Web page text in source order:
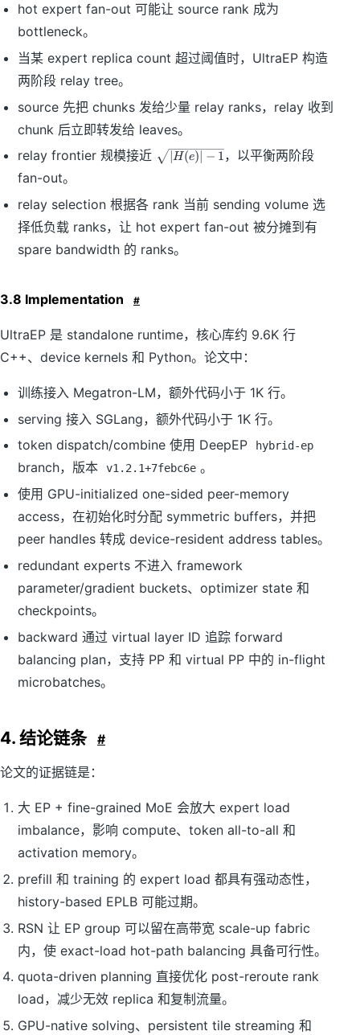
hot expert fan-out 可能让 source rank 成为
bottleneck。
当某 expert replica count 超过阈值时，UltraEP 构造
两阶段 relay tree。
source 先把 chunks 发给少量 relay ranks，relay 收到
chunk 后立即转发给 leaves。
relay frontier 规模接近
s
{|
H
(
e
H(e) − 1，以平衡两阶段
fan-out。
relay selection 根据各 rank 当前 sending volume 选
择低负载 ranks，让 hot expert fan-out 被分摊到有
spare bandwidth 的 ranks。
3.8 Implementation #
UltraEP 是 standalone runtime，核心库约 9.6K 行
C++、device kernels 和 Python。论文中：
训练接入 Megatron-LM，额外代码小于 1K 行。
serving 接入 SGLang，额外代码小于 1K 行。
token dispatch/combine 使用 DeepEP
hybrid-ep
branch，版本 v1.2.1+7febc6e 。
使用 GPU-initialized one-sided peer-memory
access，在初始化时分配 symmetric buffers，并把
peer handles 转成 device-resident address tables。
redundant experts 不进入 framework
parameter/gradient buckets、optimizer state 和
checkpoints。
backward 通过 virtual layer ID 追踪 forward
balancing plan，支持 PP 和 virtual PP 中的 in-flight
microbatches。
4. 结论链条 #
论文的证据链是：
大 EP + fine-grained MoE 会放大 expert load
imbalance，影响 compute、token all-to-all 和
activation memory。
prefill 和 training 的 expert load 都具有强动态性，
history-based EPLB 可能过期。
RSN 让 EP group 可以留在高带宽 scale-up fabric
内，使 exact-load hot-path balancing 具备可行性。
quota-driven planning 直接优化 post-reroute rank
load，减少无效 replica 和复制流量。
GPU-native solving、persistent tile streaming 和